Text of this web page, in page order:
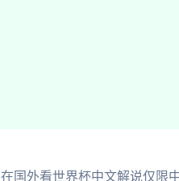
在国外看世界杯中文解说仅限